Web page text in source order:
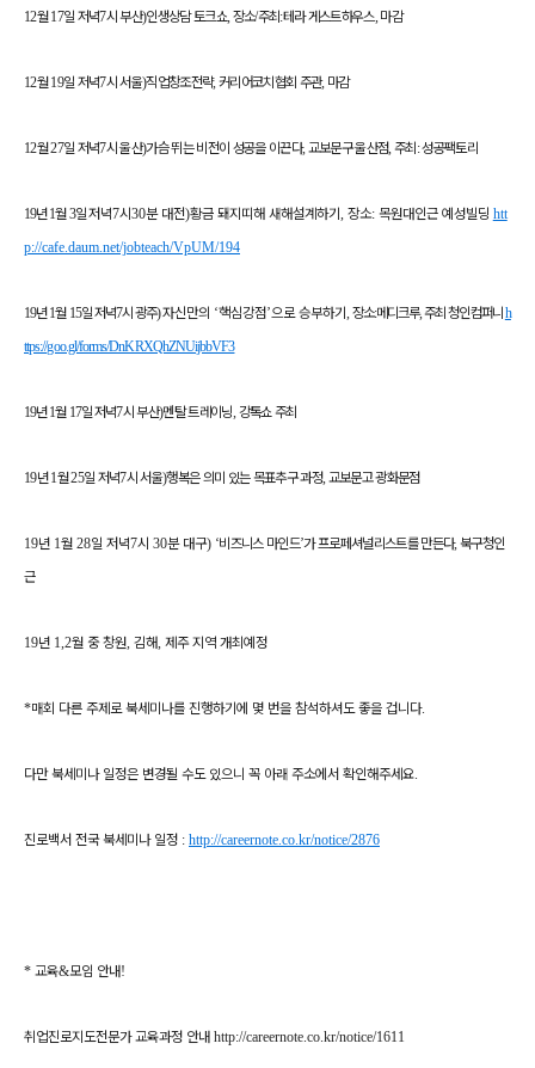
12월17일 저녁7시 부산)인생상담 토크쇼,장소/주최 :테라 게스트하우스,마감
12월19일 저녁7시 서울)직업창조전략,커리어코치협회 주관, 마감
12월27일 저녁7시 울산)가슴 뛰는 비전이 성공을 이끈다,교보문구 울산점,주최 :성공팩토리
19년1월3일저녁7시 30분 대전)황금 돼지띠해 새해설계하기 , 장소: 목원대인근 예성빌딩 htt
p://cafe.daum.net/jobteach/VpUM/194
19년1월 15일 저녁7시 광주)자신만의 ‘핵심강점’으로 승부하기,장소:메디크루,주최 청인컴퍼니 h
ttps://goo.gl/forms/DnKRXQhZNUijbbVF3
19년1월 17일저녁7시 부산)멘탈 트레이닝,강톡쇼 주최
19년1월25일 저녁7시 서울)행복은 의미 있는 목표추구 과정,교보문고 광화문점
19년 1월 28일 저녁7시 30분 대구) ‘비즈니스 마인드’가 프로페셔널리스트를 만든다,북구청인
근
19년 1,2월 중 창원, 김해, 제주 지역 개최예정
*매회 다른 주제로 북세미나를 진행하기에 몇 번을 참석하셔도 좋을 겁니다.
다만 북세미나 일정은 변경될 수도 있으니 꼭 아래 주소에서 확인해주세요.
진로백서 전국 북세미나 일정 : http://careernote.co.kr/notice/2876
* 교육&모임 안내!
취업진로지도전문가 교육과정 안내 http://careernote.co.kr/notice/1611